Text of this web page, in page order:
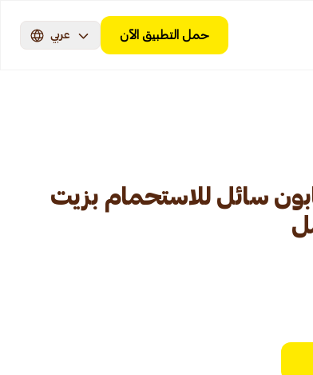
حمل التطبيق الآن عربي
سائل للاستحمام بزيت